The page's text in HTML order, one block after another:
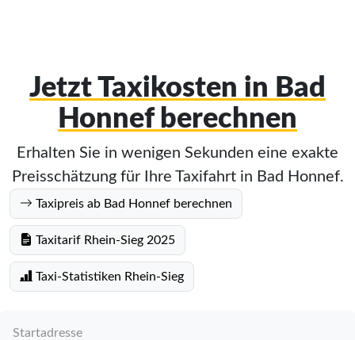
Jetzt Taxikosten in Bad
Honnef berechnen
Erhalten Sie in wenigen Sekunden eine exakte
Preisschätzung für Ihre Taxifahrt in Bad Honnef.
Taxipreis ab Bad Honnef berechnen
Taxitarif Rhein-Sieg 2025
Taxi-Statistiken Rhein-Sieg
Startadresse